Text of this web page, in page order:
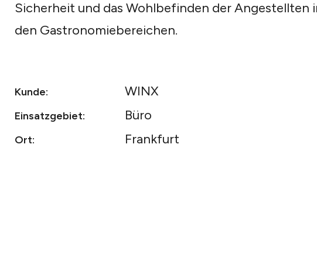
Sicherheit und das Wohlbefinden der Angestellten
den Gastronomiebereichen.
Kunde: WINX
Einsatzgebiet: Büro
Ort: Frankfurt